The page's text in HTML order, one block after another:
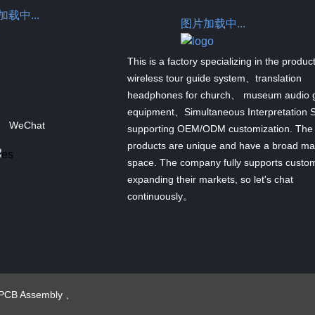
载中...
WeChat
图片加载中...
This is a factory specializing in the
wireless tour guide system、translation
headphones for church、 museum audio
equipment、Simultaneous Interpretation
supporting OEM/ODM customization. The
products are unique and have a broad
space. The company fully supports
expanding their markets, so let's chat
continuously。
Assembly